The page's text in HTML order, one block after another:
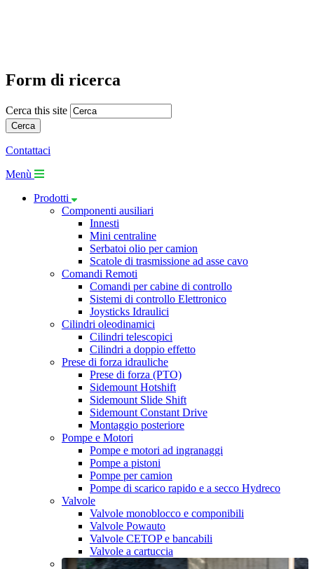
Form di ricerca
Cerca this site
Contattaci
Menù
Prodotti
Componenti ausiliari
Innesti
Mini centraline
Serbatoi olio per camion
Scatole di trasmissione ad asse cavo
Comandi Remoti
Comandi per cabine di controllo
Sistemi di controllo Elettronico
Joysticks Idraulici
Cilindri oleodinamici
Cilindri telescopici
Cilindri a doppio effetto
Prese di forza idrauliche
Prese di forza (PTO)
Sidemount Hotshift
Sidemount Slide Shift
Sidemount Constant Drive
Montaggio posteriore
Pompe e Motori
Pompe e motori ad ingranaggi
Pompe a pistoni
Pompe per camion
Pompe di scarico rapido e a secco Hydreco
Valvole
Valvole monoblocco e componibili
Valvole Powauto
Valvole CETOP e bancabili
Valvole a cartuccia